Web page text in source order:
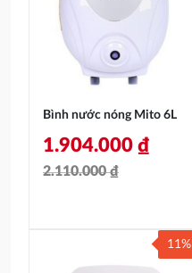
Bình nước nóng Mito 6L
2.110.000₫
1.904.000 ₫
11%